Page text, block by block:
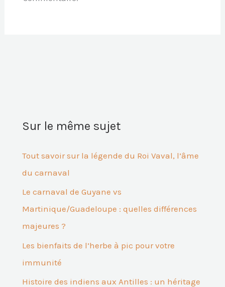
Sur le même sujet
Tout savoir sur la légende du Roi Vaval, l’âme
du carnaval
Le carnaval de Guyane vs
Martinique/Guadeloupe : quelles différences
majeures ?
Les bienfaits de l’herbe à pic pour votre
immunité
Histoire des indiens aux Antilles : un héritage